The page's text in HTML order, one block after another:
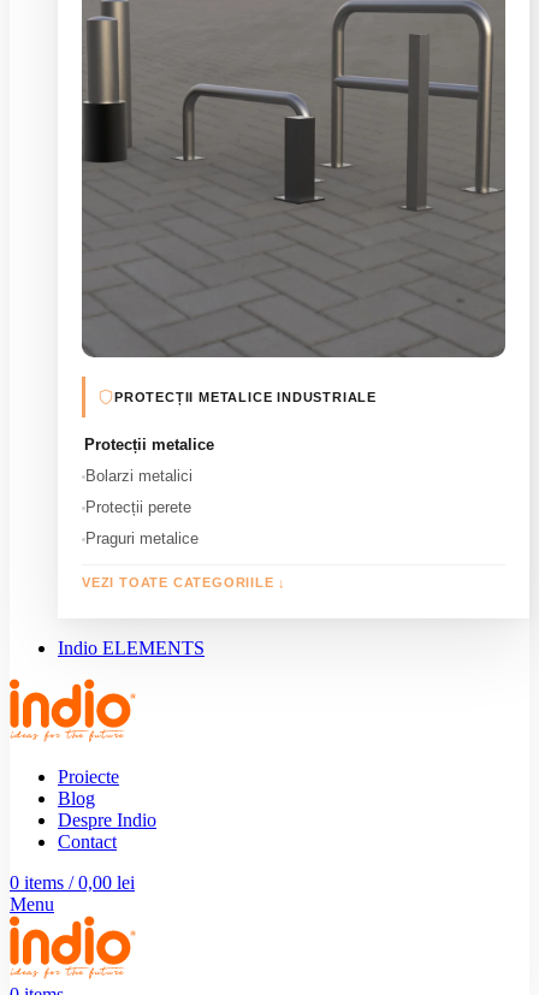
PROTECȚII METALICE INDUSTRIALE
Protecții metalice
Bolarzi metalici
Protecții perete
Praguri metalice
VEZI TOATE CATEGORIILE ↓
Indio ELEMENTS
Proiecte
Blog
Despre Indio
Contact
0 items / 0,00 lei
Menu